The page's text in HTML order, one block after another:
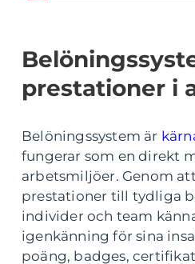
prestationer i
Belöningssystem är
fungerar som en direkt
arbetsmiljöer. Genom
prestationer till tydliga
individer och team
igenkänning för sina
poäng, badges,